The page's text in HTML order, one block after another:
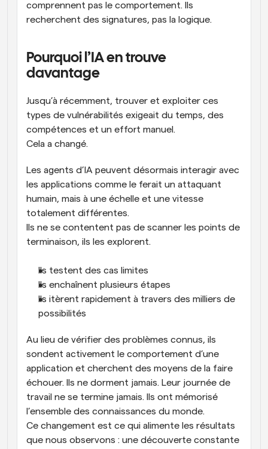
comprennent pas le comportement. Ils
recherchent des signatures, pas la logique.
Pourquoi l’IA en trouve
davantage
Jusqu’à récemment, trouver et exploiter ces
types de vulnérabilités exigeait du temps, des
compétences et un effort manuel.
Cela a changé.
Les agents d’IA peuvent désormais interagir avec
les applications comme le ferait un attaquant
humain, mais à une échelle et une vitesse
totalement différentes.
Ils ne se contentent pas de scanner les points de
terminaison, ils les explorent.
Ils testent des cas limites
Ils enchaînent plusieurs étapes
Ils itèrent rapidement à travers des milliers de
possibilités
Au lieu de vérifier des problèmes connus, ils
sondent activement le comportement d’une
application et cherchent des moyens de la faire
échouer. Ils ne dorment jamais. Leur journée de
travail ne se termine jamais. Ils ont mémorisé
l’ensemble des connaissances du monde.
Ce changement est ce qui alimente les résultats
que nous observons : une découverte constante